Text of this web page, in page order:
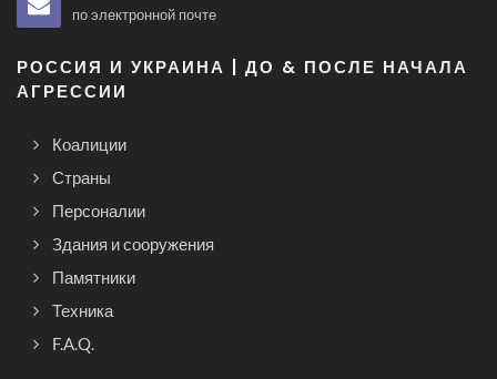
по электронной почте
РОССИЯ И УКРАИНА | ДО & ПОСЛЕ НАЧАЛА
АГРЕССИИ
Коалиции
Страны
Персоналии
Здания и сооружения
Памятники
Техника
F.A.Q.